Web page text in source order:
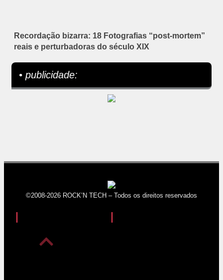
Recordação bizarra: 18 Fotografias “post-mortem”
reais e perturbadoras do século XIX
• publicidade:
©2008-2026 ROCK’N TECH – Todos os direitos reservados